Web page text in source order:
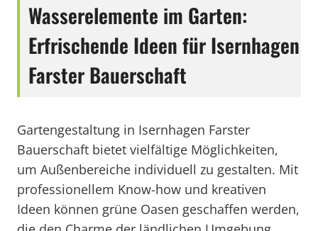
Wasserelemente im Garten:
Erfrischende Ideen für Isernhagen
Farster Bauerschaft
Gartengestaltung in Isernhagen Farster
Bauerschaft bietet vielfältige Möglichkeiten,
um Außenbereiche individuell zu gestalten. Mit
professionellem Know-how und kreativen
Ideen können grüne Oasen geschaffen werden,